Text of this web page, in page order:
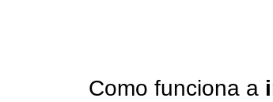
Como funciona a